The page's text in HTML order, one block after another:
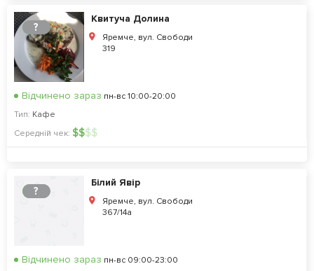
?
Квитуча Долина
Яремче, вул. Свободи
319
Відчинено зараз пн-вс 10:00-20:00
Тип: Кафе
Середній чек: $$$$
?
Білий Явір
Яремче, вул. Свободи
367/14а
Відчинено зараз пн-вс 09:00-23:00